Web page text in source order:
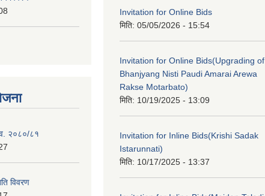
२०८०/८१
विवरण
Invitation for Online Bids
मिति: 05/05/2026 - 15:54
Invitation for Online Bids(Upgrading of
Bhanjyang Nisti Paudi Amarai Arewa
Rakse Motarbato)
मिति: 10/19/2025 - 13:09
Invitation for Inline Bids(Krishi Sadak
Istarunnati)
मिति: 10/17/2025 - 13:37